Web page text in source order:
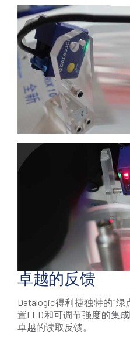
卓越的反馈
Datalogic得利捷独特的“
置LED和可调节强度的集
卓越的读取反馈。